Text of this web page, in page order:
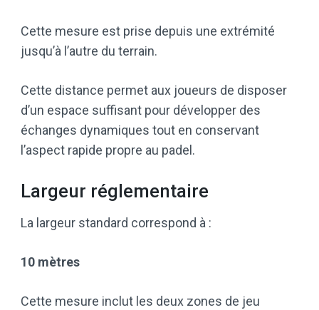
Cette mesure est prise depuis une extrémité
jusqu’à l’autre du terrain.
Cette distance permet aux joueurs de disposer
d’un espace suffisant pour développer des
échanges dynamiques tout en conservant
l’aspect rapide propre au padel.
Largeur réglementaire
La largeur standard correspond à :
10 mètres
Cette mesure inclut les deux zones de jeu